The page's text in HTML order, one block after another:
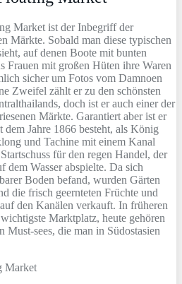
Market ist der Inbegriff der
Märkte. Sobald man diese typischen
auf denen Boote mit bunten
Frauen mit großen Hüten ihre Waren
sicher um Fotos vom Damnoen
Zweifel zählt er zu den schönsten
doch ist er auch einer der
Märkte. Garantiert aber ist er
Jahre 1866 besteht, als König
und Tachine mit einem Kanal
für den regen Handel, der
dem Wasser abspielte. Da sich
Boden befand, wurden Gärten
die frisch geernteten Früchte und
den Kanälen verkauft. In früheren
Marktplatz, heute gehören
Must-sees, die man in Südostasien